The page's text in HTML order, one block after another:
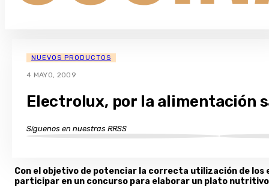
NUEVOS PRODUCTOS
4 MAYO, 2009
Electrolux, por la alimentación
Síguenos en nuestras RRSS
Con el objetivo de potenciar la correcta utilización de los
participar en un concurso para elaborar un plato nutritivo